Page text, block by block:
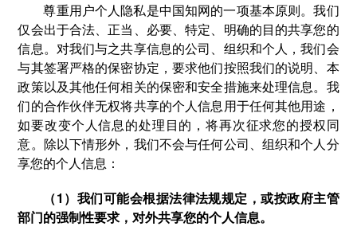
尊重用户个人隐私是中国知网的一项基本原则。我们
仅会出于合法、正当、必要、特定、明确的目的共享您的
信息。对我们与之共享信息的公司、组织和个人，我们会
与其签署严格的保密协定，要求他们按照我们的说明、本
政策以及其他任何相关的保密和安全措施来处理信息。我
们的合作伙伴无权将共享的个人信息用于任何其他用途，
如要改变个人信息的处理目的，将再次征求您的授权同
意。除以下情形外，我们不会与任何公司、组织和个人分
享您的个人信息：
（1）我们可能会根据法律法规规定，或按政府主管
部门的强制性要求，对外共享您的个人信息。